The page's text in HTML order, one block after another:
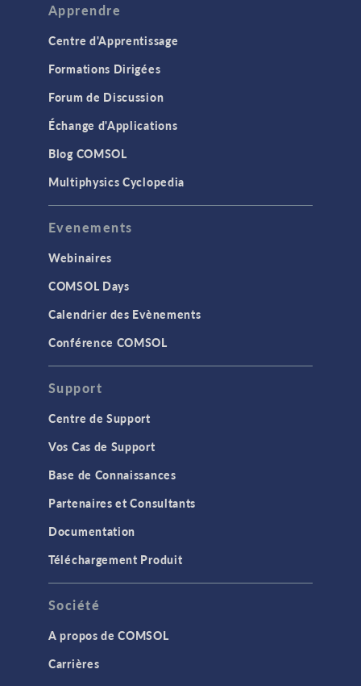
Apprendre
Centre d'Apprentissage
Formations Dirigées
Forum de Discussion
Échange d'Applications
Blog COMSOL
Multiphysics Cyclopedia
Evenements
Webinaires
COMSOL Days
Calendrier des Evènements
Conférence COMSOL
Support
Centre de Support
Vos Cas de Support
Base de Connaissances
Partenaires et Consultants
Documentation
Téléchargement Produit
Société
A propos de COMSOL
Carrières